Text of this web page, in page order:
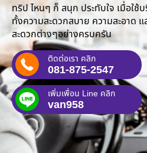
ทริป ไหนๆ ก็ สนุก ประทับใจ เมื่อใช้
ทั้งความสะดวกสบาย ความสะอาด
สะดวกต่างๆอย่างครบครัน
ติดต่อเรา คลิก
081-875-2547
เพิ่มเพื่อน Line คลิก
van958